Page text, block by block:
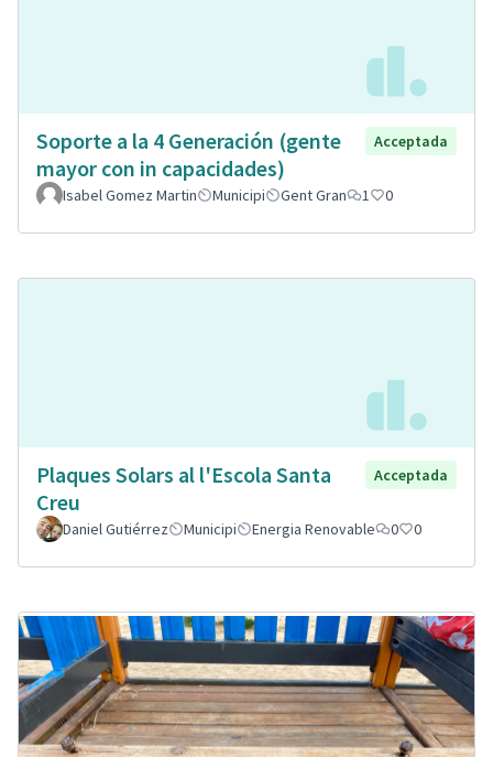
Soporte a la 4 Generación (gente
mayor con in capacidades)
Acceptada
Isabel Gomez Martin Municipi Gent Gran 1 0
Plaques Solars al l'Escola Santa
Creu
Acceptada
Daniel Gutiérrez Municipi Energia Renovable 0 0